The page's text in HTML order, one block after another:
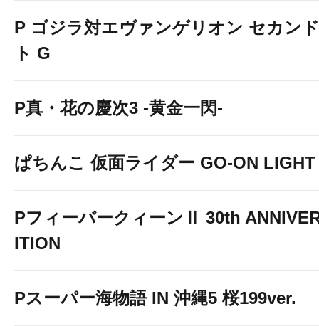
P ゴジラ対エヴァンゲリオン セカン
ト G
P真・花の慶次3 -黄金一閃-
ぱちんこ 仮面ライダー GO-ON LIGHT
PフィーバークィーンⅡ 30th
ITION
Pスーパー海物語 IN 沖縄5 桜199ver.